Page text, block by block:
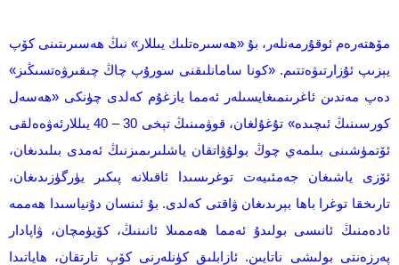
مۆھتەرەم ئوقۇرمەنلەر، بۇ «ھەسىرەتلىك يىللار» نىڭ ھەسىرىتىنى كۆپ
يېزىپ ئۇزارتىۋەتتىم. «كونا سامانلىقنى سورۇپ چاڭ چىقىرۋەتسىڭىز»
دەپ مەندىن ئاغرىنمىغايسىلەر ئەمما يازغۇم كەلدى چۈنكى «ھەسەل
كورسىنىڭ ئىچىدە» تۇغۇلغان، قوۋمىنىڭ تېخى 30 – 40 يىللارئەۋەەلقى
ئۆتمۈشىنى بىلمەي چوڭ بولۇۋاتقان ياشلىرىمىزنىڭ ئەمدى بىلىدىغان،
ئۆزى ياشىغان جەمئىيەت توغرىسىدا ئاقىلانە پىكىر يۈرگۈزىدىغان،
تارىخقا توغرا باھا بېرىدىغان ۋاقتى كەلدى. بۇ ئىنسان دۇنياسىدا ھەممە
ئادەمنىڭ ئانىسى بولىدۇ ئەمما ھەممىلا ئانىنىڭ، كۆيۈمچان، ۋاپادار
پەرزەنتى بولىشى ناتايىن. ئازابلىق كۈنلەرنى كۆپ تارتقان، ھاياتىدا